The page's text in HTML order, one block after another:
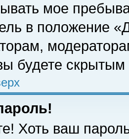
мое
в положение
будете скрытым
Хоть ваш